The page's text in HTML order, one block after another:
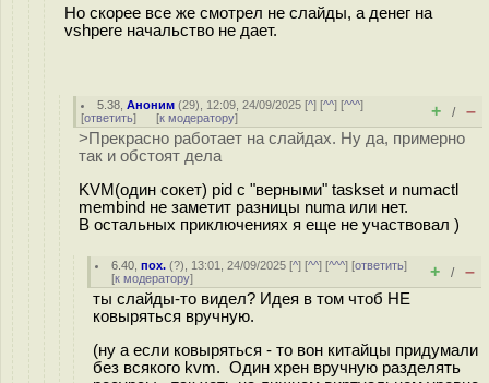
Но скорее все же смотрел не слайды, а денег на
vshpere начальство не дает.
5.38 ,Аноним (29), 12:09, 24/09/2025 [^] [^^] [^^^]
[ответить] [к модератору] + / –
>Прекрасно работает на слайдах. Ну да, примерно
так и обстоят дела
KVM(один сокет) pid с "верными" taskset и numactl
membind не заметит разницы numa или нет.
В остальных приключениях я еще не участвовал )
6.40 ,пох. (?), 13:01, 24/09/2025 [^] [^^] [^^^] [ответить]
[к модератору] + / –
ты слайды-то видел? Идея в том чтоб НЕ
ковыряться вручную.
(ну а если ковыряться - то вон китайцы придумали
без всякого kvm. Один хрен вручную разделять